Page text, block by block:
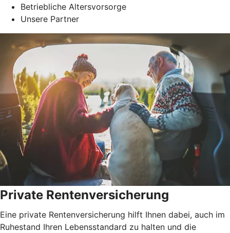
Betriebliche Altersvorsorge
Unsere Partner
Private Rentenversicherung
Eine private Rentenversicherung hilft Ihnen dabei, auch im
Ruhestand Ihren Lebensstandard zu halten und die